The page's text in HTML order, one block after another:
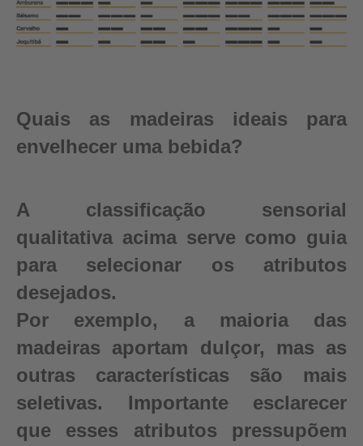
Quais as madeiras ideais para
envelhecer uma bebida?
A classificação sensorial
qualitativa acima serve como guia
para selecionar os atributos
desejados.
Por exemplo, a maioria das
madeiras aportam dulçor, mas as
outras características são mais
seletivas. Importante esclarecer
que esses atributos pressupõem